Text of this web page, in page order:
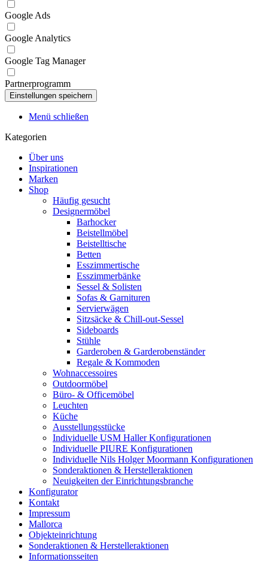
Google Ads
Google Analytics
Google Tag Manager
Partnerprogramm
Menü schließen
Kategorien
Über uns
Inspirationen
Marken
Shop
Häufig gesucht
Designermöbel
Barhocker
Beistellmöbel
Beistelltische
Betten
Esszimmertische
Esszimmerbänke
Sessel & Solisten
Sofas & Garnituren
Servierwägen
Sitzsäcke & Chill-out-Sessel
Sideboards
Stühle
Garderoben & Garderobenständer
Regale & Kommoden
Wohnaccessoires
Outdoormöbel
Büro- & Officemöbel
Leuchten
Küche
Ausstellungsstücke
Individuelle USM Haller Konfigurationen
Individuelle PIURE Konfigurationen
Individuelle Nils Holger Moormann Konfigurationen
Sonderaktionen & Herstelleraktionen
Neuigkeiten der Einrichtungsbranche
Konfigurator
Kontakt
Impressum
Mallorca
Objekteinrichtung
Sonderaktionen & Herstelleraktionen
Informationsseiten